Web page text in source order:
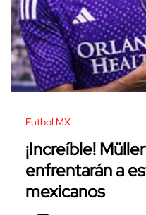
Futbol MX
¡Increíble!
enfrentarán a
mexicanos